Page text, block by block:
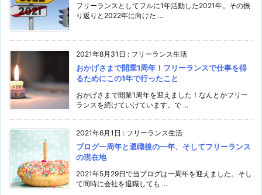
フリーランスとしてフルに1年活動した2021年。その振
り返りと2022年に向けた ...
2021年8月31日 : フリーランス生活
おかげさまで開業1周年！フリーランスで仕事を得
るためにこの1年で行ったこと
おかげさまで開業1周年を迎えました！なんとかフリー
ランスを続けていけています。で ...
2021年6月1日 : フリーランス生活
ブログ一周年と退職後の一年、そしてフリーランス
の現在地
2021年5月29日で当ブログは一周年を迎えました。そし
て同時に会社を退職しても ...